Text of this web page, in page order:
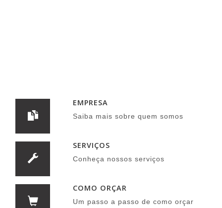
EMPRESA
Saiba mais sobre quem somos
SERVIÇOS
Conheça nossos serviços
COMO ORÇAR
Um passo a passo de como orçar